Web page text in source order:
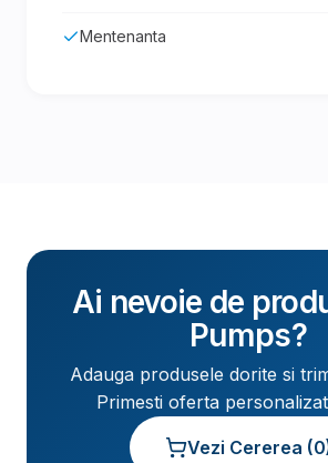
Mentenanta
Ai nevoie de
Pumps?
Adauga produsele dorite si
Primesti oferta
Vezi Cererea (0